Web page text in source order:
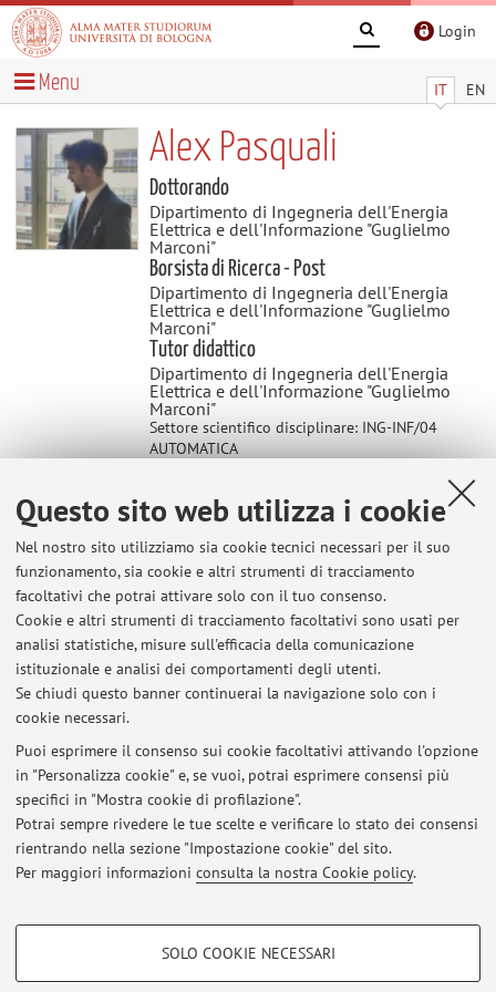
Questo sito web utilizza i cookie
Nel nostro sito utilizziamo sia cookie tecnici necessari per il suo
funzionamento, sia cookie e altri strumenti di tracciamento
facoltativi che potrai attivare solo con il tuo consenso.
Cookie e altri strumenti di tracciamento facoltativi sono usati per
analisi statistiche, misure sull'efficacia della comunicazione
istituzionale e analisi dei comportamenti degli utenti.
Se chiudi questo banner continuerai la navigazione solo con i
cookie necessari.
Puoi esprimere il consenso sui cookie facoltativi attivando l'opzione
in "Personalizza cookie" e, se vuoi, potrai esprimere consensi più
specifici in "Mostra cookie di profilazione".
Potrai sempre rivedere le tue scelte e verificare lo stato dei consensi
rientrando nella sezione "Impostazione cookie" del sito.
Per maggiori informazioni consulta la nostra Cookie policy.
COOKIE DI PROFILAZIONE - FACOLTATIVI
SOLO COOKIE NECESSARI
Login
IT EN
Menu
Alex Pasquali
Dottorando
Dipartimento di Ingegneria dell'Energia
Elettrica e dell'Informazione "Guglielmo
Marconi"
Borsista di Ricerca - Post
Dipartimento di Ingegneria dell'Energia
Elettrica e dell'Informazione "Guglielmo
Marconi"
Tutor didattico
Dipartimento di Ingegneria dell'Energia
Elettrica e dell'Informazione "Guglielmo
Marconi"
Settore scientifico disciplinare: ING-INF/04
AUTOMATICA
Didattica
Attività
Anno Accademico
Non sono presenti attività didattiche per l'A.A. 2026-2027
Ultimi avvisi
Al momento non sono presenti avvisi.
Area riservata